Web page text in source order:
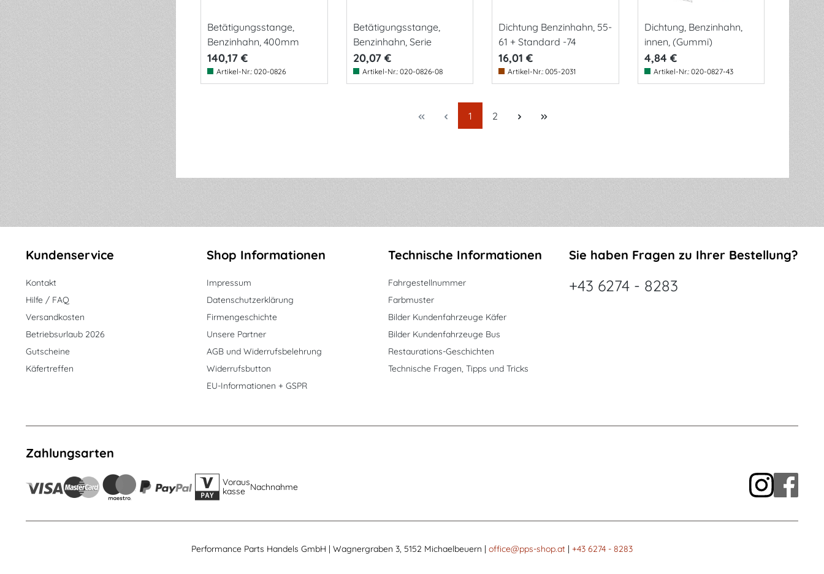
Betätigungsstange,
Benzinhahn, 400mm
140,17 €
Artikel-Nr.: 020-0826
Betätigungsstange,
Benzinhahn, Serie
20,07 €
Artikel-Nr.: 020-0826-08
Dichtung Benzinhahn, 55-
61 + Standard -74
16,01 €
Artikel-Nr.: 005-2031
Dichtung, Benzinhahn,
innen, (Gummi)
4,84 €
Artikel-Nr.: 020-0827-43
Seite
1 Seite
2
Kundenservice
Kontakt
Hilfe / FAQ
Versandkosten
Betriebsurlaub 2026
Gutscheine
Käfertreffen
Shop Informationen
Impressum
Datenschutzerklärung
Firmengeschichte
Unsere Partner
AGB und Widerrufsbelehrung
Widerrufsbutton
EU-Informationen + GSPR
Technische Informationen
Fahrgestellnummer
Farbmuster
Bilder Kundenfahrzeuge Käfer
Bilder Kundenfahrzeuge Bus
Restaurations-Geschichten
Technische Fragen, Tipps und Tricks
Sie haben Fragen zu Ihrer Bestellung?
+43 6274 - 8283
Zahlungsarten
Voraus
kasse Nachnahme
Performance Parts Handels GmbH | Wagnergraben 3, 5152 Michaelbeuern | office@pps-shop.at | +43 6274 - 8283